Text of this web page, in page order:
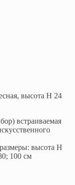
высота H 24
встраиваемая
высота H
100 см